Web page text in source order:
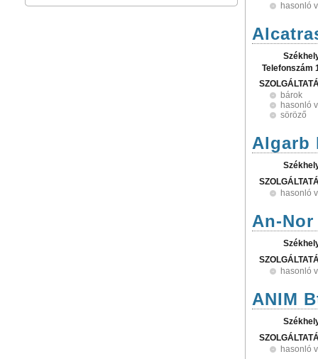
hasonló
Telefonszám
bárok
hasonló
söröző
Algarb
hasonló
An-Nor
hasonló
ANIM
hasonló